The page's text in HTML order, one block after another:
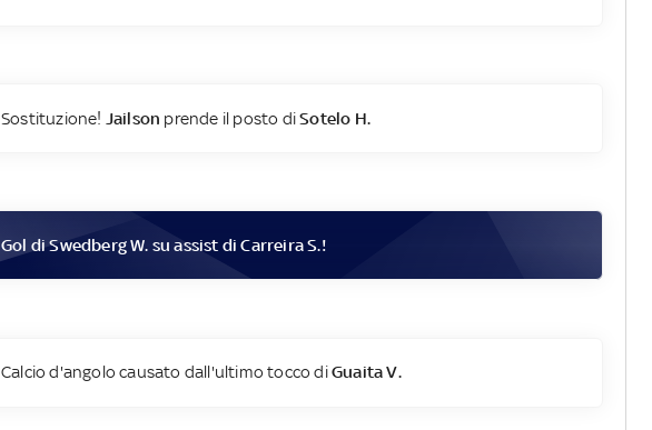
Sostituzione! Jailson prende il posto diSotelo H.
Gol diSwedberg W. su assist diCarreira S.!
Calcio d'angolo causato dall'ultimo tocco diGuaita V.